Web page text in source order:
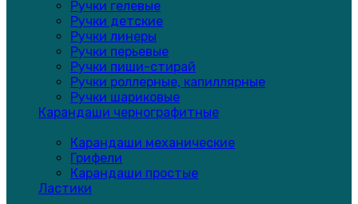
Ручки гелевые
Ручки детские
Ручки линеры
Ручки перьевые
Ручки пиши-стирай
Ручки роллерные, капиллярные
Ручки шариковые
Карандаши чернографитные
Карандаши механические
Грифели
Карандаши простые
Ластики